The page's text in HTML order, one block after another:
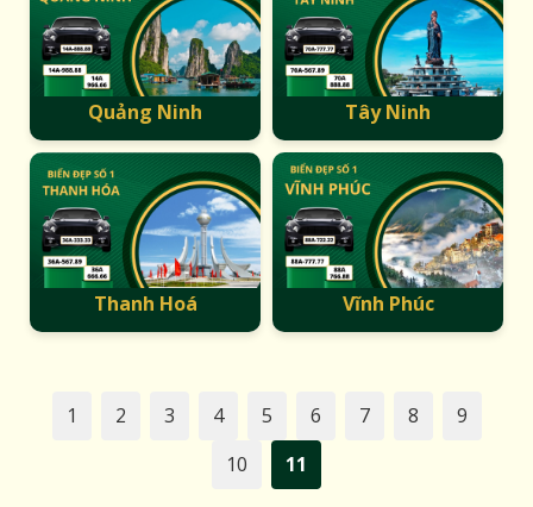
Quảng Ninh Tây Ninh
Thanh Hoá Vĩnh Phúc
1 2 3 4 5 6 7 8
9
10
11